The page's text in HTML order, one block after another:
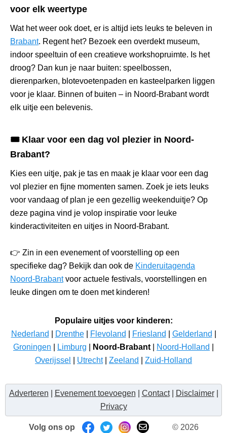
voor elk weertype
Wat het weer ook doet, er is altijd iets leuks te beleven in
Brabant. Regent het? Bezoek een overdekt museum,
indoor speeltuin of een creatieve workshopruimte. Is het
droog? Dan kun je naar buiten: speelbossen,
dierenparken, blotevoetenpaden en kasteelparken liggen
voor je klaar. Binnen of buiten – in Noord-Brabant wordt
elk uitje een belevenis.
🎟️ Klaar voor een dag vol plezier in Noord-
Brabant?
Kies een uitje, pak je tas en maak je klaar voor een dag
vol plezier en fijne momenten samen. Zoek je iets leuks
voor vandaag of plan je een gezellig weekenduitje? Op
deze pagina vind je volop inspiratie voor leuke
kinderactiviteiten en uitjes in Noord-Brabant.
👉 Zin in een evenement of voorstelling op een
specifieke dag? Bekijk dan ook de Kinderuitagenda
Noord-Brabantvoor actuele festivals, voorstellingen en
leuke dingen om te doen met kinderen!
Populaire uitjes voor kinderen:
Nederland
Drenthe| Flevoland Friesland Gelderland
Groningen
Limburg Noord-Brabant Noord-Holland
Overijssel
Utrecht| Zeeland Zuid-Holland
Adverteren Evenement toevoegen Contact| Disclaimer|
Privacy
Volg ons op © 2026